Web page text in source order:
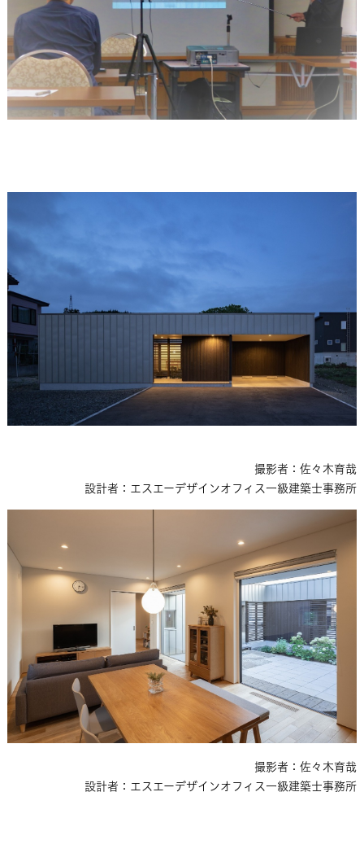
撮影者：佐々木育哉
設計者：エスエーデザインオフィス一級建築士事務所
撮影者：佐々木育哉
設計者：エスエーデザインオフィス一級建築士事務所